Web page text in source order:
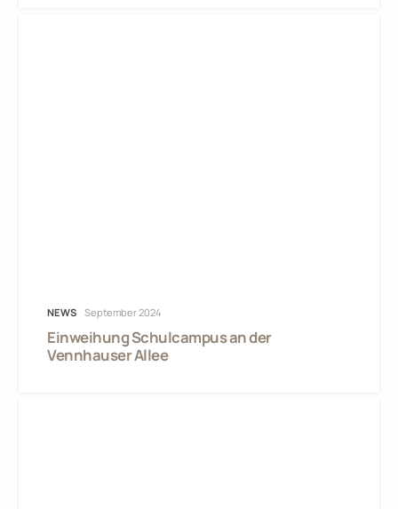
NEWS September 2024
Einweihung Schulcampus an der
Vennhauser Allee